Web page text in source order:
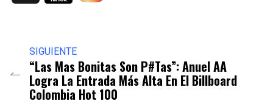
SIGUIENTE
“Las Mas Bonitas Son P#tas”: Anuel AA
Logra La Entrada Más Alta En El Billboard
Colombia Hot 100